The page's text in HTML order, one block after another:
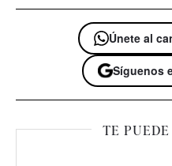
Únete al
Síguenos
TE